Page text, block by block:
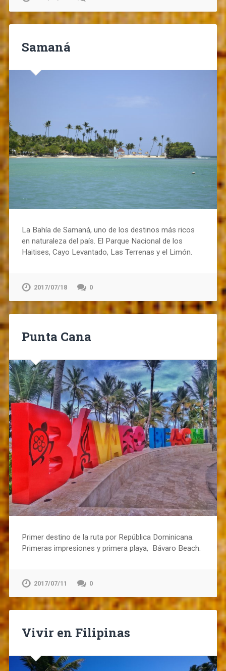
Samaná
La Bahía de Samaná, uno de los destinos más ricos
en naturaleza del país. El Parque Nacional de los
Haitises, Cayo Levantado, Las Terrenas y el Limón.
2017/07/18 0
Punta Cana
Primer destino de la ruta por República Dominicana.
Primeras impresiones y primera playa, Bávaro Beach.
2017/07/11 0
Vivir en Filipinas